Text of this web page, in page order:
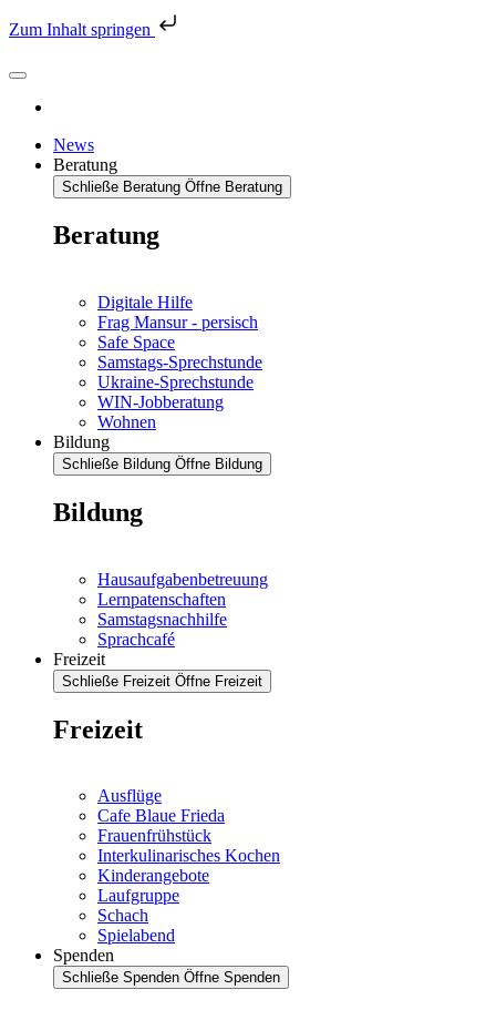
Zum Inhalt springen
News
Beratung
Schließe Beratung Öffne Beratung
Beratung
Digitale Hilfe
Frag Mansur - persisch
Safe Space
Samstags-Sprechstunde
Ukraine-Sprechstunde
WIN-Jobberatung
Wohnen
Bildung
Schließe Bildung Öffne Bildung
Bildung
Hausaufgabenbetreuung
Lernpatenschaften
Samstagsnachhilfe
Sprachcafé
Freizeit
Schließe Freizeit Öffne Freizeit
Freizeit
Ausflüge
Cafe Blaue Frieda
Frauenfrühstück
Interkulinarisches Kochen
Kinderangebote
Laufgruppe
Schach
Spielabend
Spenden
Schließe Spenden Öffne Spenden